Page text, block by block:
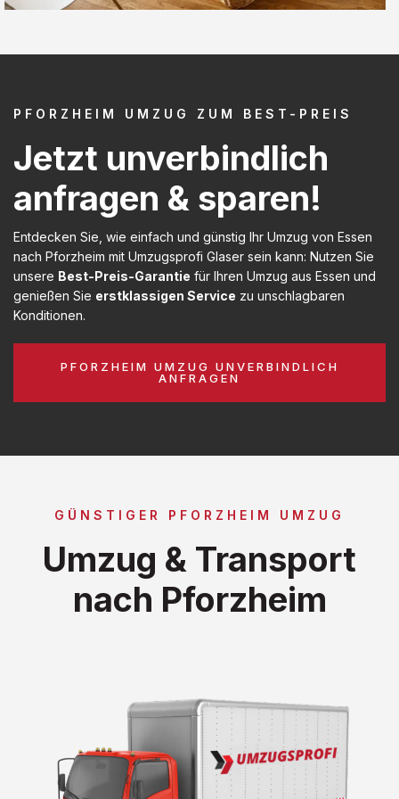
PFORZHEIM UMZUG ZUM BEST-PREIS
Jetzt unverbindlich
anfragen & sparen!
Entdecken Sie, wie einfach und günstig Ihr Umzug von Essen
nach Pforzheim mit Umzugsprofi Glaser sein kann: Nutzen Sie
unsere Best-Preis-Garantie für Ihren Umzug aus Essen und
genießen Sie erstklassigen Service zu unschlagbaren
Konditionen.
PFORZHEIM UMZUG UNVERBINDLICH
ANFRAGEN
GÜNSTIGER PFORZHEIM UMZUG
Umzug & Transport
nach Pforzheim